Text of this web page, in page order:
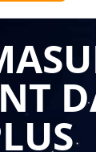
recrutement
le suivi
des
de formation
Cette
fréquentes